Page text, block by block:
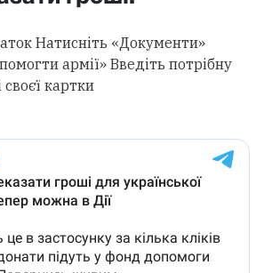
Натисніть «Документи»
армії» Введіть потрібну
картки